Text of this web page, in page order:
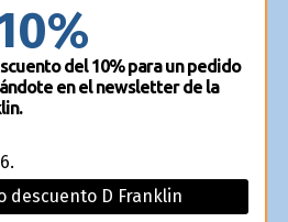
del 10% para un pedido
en el newsletter de la
descuento D Franklin